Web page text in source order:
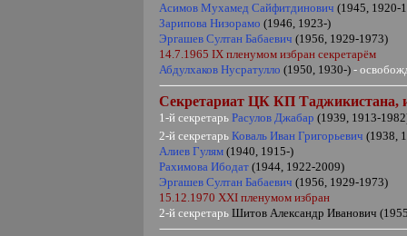
Асимов Мухамед Сайфитдинович (1945, 1920-
Зарипова Низорамо (1946, 1923-)
Эргашев Султан Бабаевич (1956, 1929-1973)
14.7.1965IX пленумом избран секретарём
Абдулхаков Нусратулло (1950, 1930-)-
Секретариат ЦК КП Таджикистана,
1-й секретарь Расулов Джабар (1939, 1913-
2-й секретарь Коваль Иван Григорьевич (1938,
Алиев Гулям (1940, 1915-)
Рахимова Ибодат (1944, 1922-2009)
Эргашев Султан Бабаевич (1956, 1929-1973)
15.12.1970XXI пленумом избран
2-й секретарь Шитов Александр Иванович